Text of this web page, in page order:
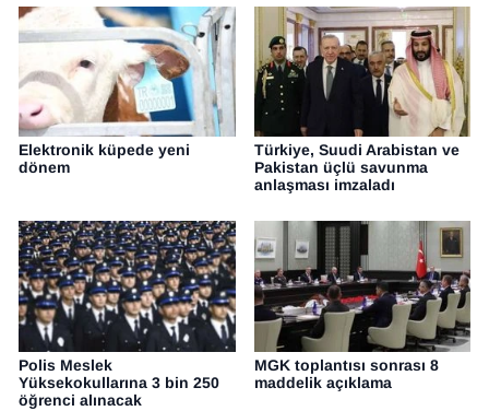
Elektronik küpede yeni
dönem
Türkiye, Suudi Arabistan ve
Pakistan üçlü savunma
anlaşması imzaladı
Polis Meslek
Yüksekokullarına 3 bin 250
öğrenci alınacak
MGK toplantısı sonrası 8
maddelik açıklama